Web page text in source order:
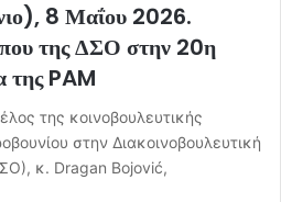
8 Μαΐου 2026.
της ΔΣΟ στην 20η
της PAM
της κοινοβουλευτικής
στην Διακοινοβουλευτική
κ. Dragan Bojović,